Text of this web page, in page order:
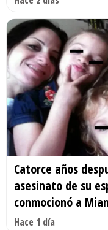
Catorce años
asesinato de su
conmocionó a
Hace 1 día